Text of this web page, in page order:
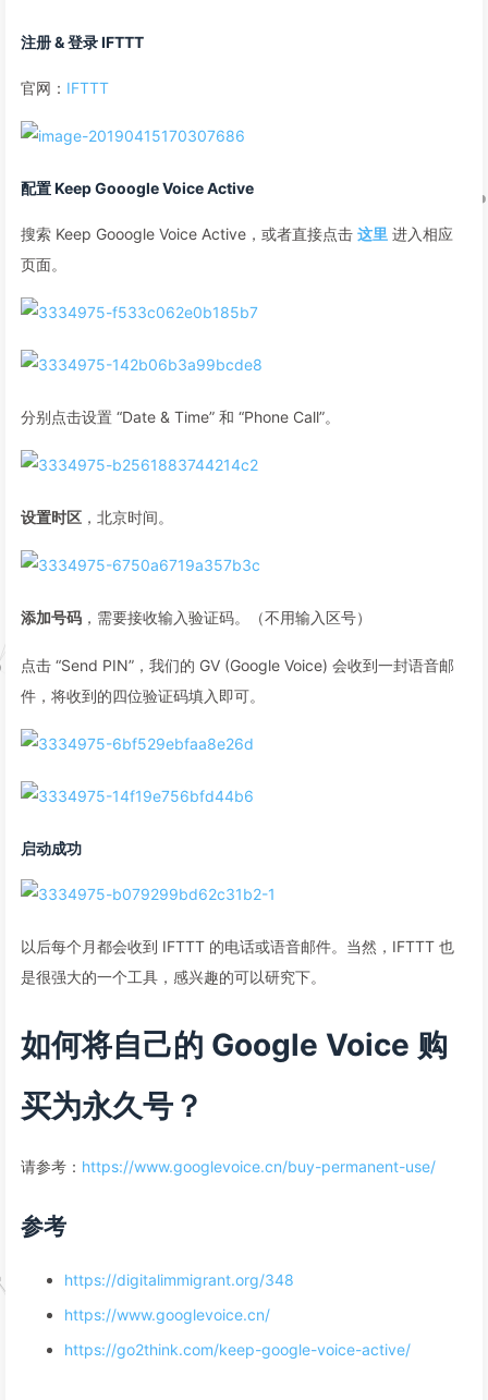
注册 & 登录 IFTTT
官网： IFTTT
配置 Keep Gooogle Voice Active
搜索 Keep Gooogle Voice Active，或者直接点击 这里 进入相应
页面。
分别点击设置 “Date & Time” 和 “Phone Call”。
设置时区 ，北京时间。
添加号码 ，需要接收输入验证码。（不用输入区号）
点击 “Send PIN”，我们的 GV (Google Voice) 会收到一封语音邮
件，将收到的四位验证码填入即可。
启动成功
以后每个月都会收到 IFTTT 的电话或语音邮件。当然，IFTTT 也
是很强大的一个工具，感兴趣的可以研究下。
如何将自己的 Google Voice 购
买为永久号？
请参考： https://www.googlevoice.cn/buy-permanent-use/
参考
https://digitalimmigrant.org/348
https://www.googlevoice.cn/
https://go2think.com/keep-google-voice-active/